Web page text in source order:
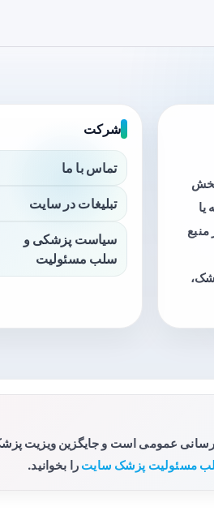
شرکت
تماس با ما
تبلیغات در سایت
سیاست پزشکی و
سلب مسئولیت
عمومی است و جایگزین ویزیت
مسئولیت پزشک سایت را بخوانید.